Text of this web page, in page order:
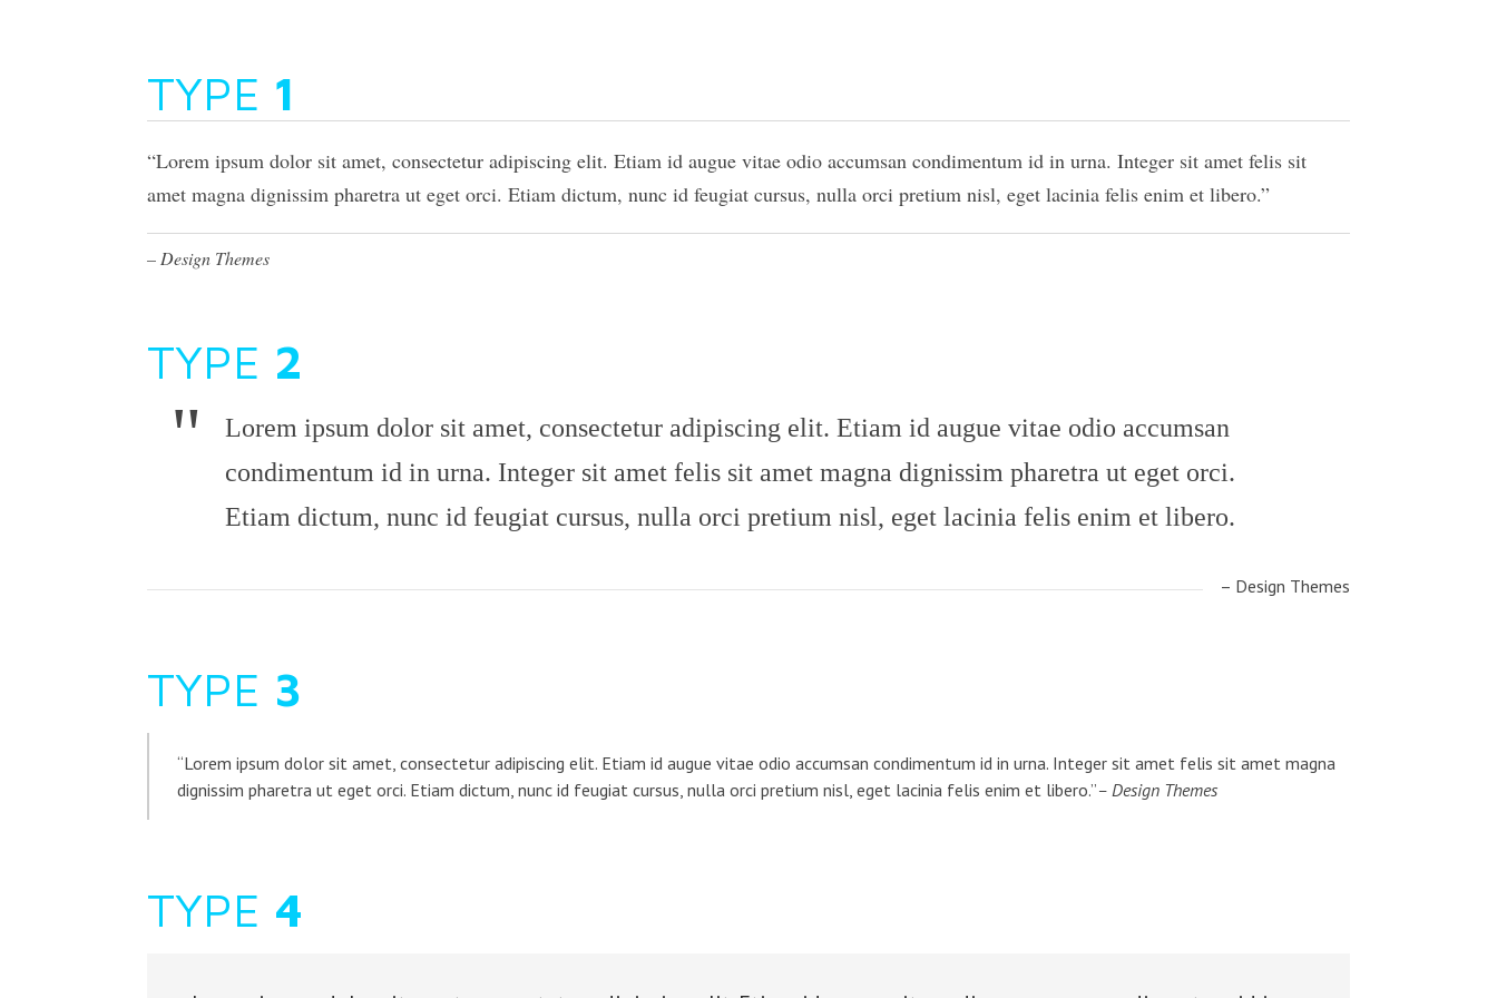
TYPE 1
Lorem ipsum dolor sit amet, consectetur adipiscing elit. Etiam id augue vitae odio accumsan condimentum id in urna. Integer sit amet felis sit
amet magna dignissim pharetra ut eget orci. Etiam dictum, nunc id feugiat cursus, nulla orci pretium nisl, eget lacinia felis enim et libero.
– Design Themes
TYPE 2
Lorem ipsum dolor sit amet, consectetur adipiscing elit. Etiam id augue vitae odio accumsan
condimentum id in urna. Integer sit amet felis sit amet magna dignissim pharetra ut eget orci.
Etiam dictum, nunc id feugiat cursus, nulla orci pretium nisl, eget lacinia felis enim et libero.
– Design Themes
TYPE 3
Lorem ipsum dolor sit amet, consectetur adipiscing elit. Etiam id augue vitae odio accumsan condimentum id in urna. Integer sit amet felis sit amet magna
dignissim pharetra ut eget orci. Etiam dictum, nunc id feugiat cursus, nulla orci pretium nisl, eget lacinia felis enim et libero. – Design Themes
TYPE 4